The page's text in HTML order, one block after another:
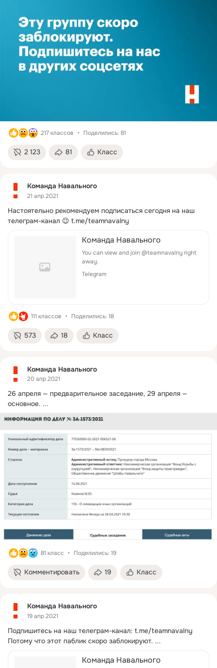
217 классов Поделились: 81
2 123 81 Класс
Команда Навального
21 апр 2021
Настоятельно рекомендуем подписаться сегодня на наш
телеграм-канал 😉 t.me/teamnavalny
Команда Навального
You can view and join @teamnavalny right
away.
Telegram
111 классов Поделились: 18
573 18 Класс
Команда Навального
20 апр 2021
26 апреля — предварительное заседание, 29 апреля —
основное. ...
81 класс Поделились: 19
Комментировать 19 Класс
Команда Навального
19 апр 2021
Подпишитесь на наш телеграм-канал: t.me/teamnavalny
Потому что этот паблик скоро заблокируют. ...
Команда Навального